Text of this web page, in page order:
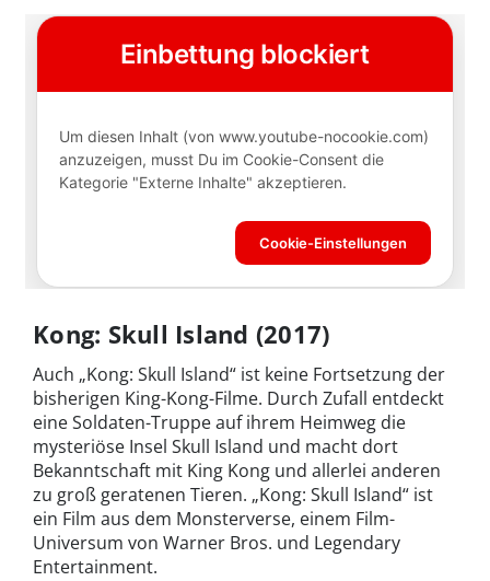
Kong: Skull Island (2017)
Auch „Kong: Skull Island“ ist keine Fortsetzung der
bisherigen King-Kong-Filme. Durch Zufall entdeckt
eine Soldaten-Truppe auf ihrem Heimweg die
mysteriöse Insel Skull Island und macht dort
Bekanntschaft mit King Kong und allerlei anderen
zu groß geratenen Tieren. „Kong: Skull Island“ ist
ein Film aus dem Monsterverse, einem Film-
Universum von Warner Bros. und Legendary
Entertainment.